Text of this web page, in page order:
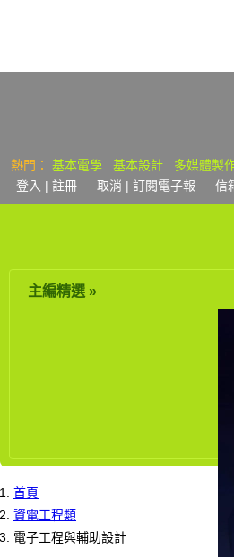
熱門： 基本電學 基本設計 多媒體製
登入 | 註冊 取消 | 訂閱電子報 信
主編精選 »
首頁
資電工程類
電子工程與輔助設計